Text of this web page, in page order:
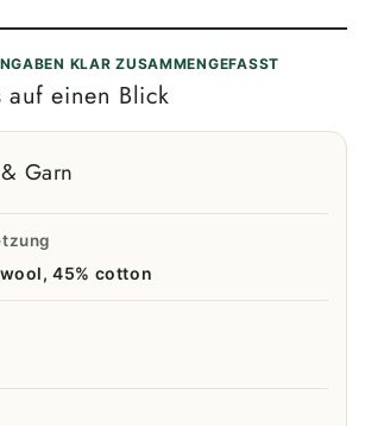
KLAR ZUSAMMENGEFASST
auf einen Blick
Garn
45% cotton